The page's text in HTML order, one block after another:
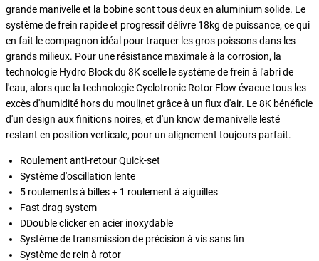
grande manivelle et la bobine sont tous deux en aluminium solide. Le
système de frein rapide et progressif délivre 18kg de puissance, ce qui
en fait le compagnon idéal pour traquer les gros poissons dans les
grands milieux. Pour une résistance maximale à la corrosion, la
technologie Hydro Block du 8K scelle le système de frein à l'abri de
l'eau, alors que la technologie Cyclotronic Rotor Flow évacue tous les
excès d'humidité hors du moulinet grâce à un flux d'air. Le 8K bénéficie
d'un design aux finitions noires, et d'un know de manivelle lesté
restant en position verticale, pour un alignement toujours parfait.
Roulement anti-retour Quick-set
Système d'oscillation lente
5 roulements à billes + 1 roulement à aiguilles
Fast drag system
DDouble clicker en acier inoxydable
Système de transmission de précision à vis sans fin
Système de rein à rotor